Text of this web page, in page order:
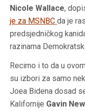
Nicole Wallace,
je za MSNBC da je
predsjedničkog
razinama
Recimo i to da u
su izbori za samo
Joea Bidena dosad
Kalifornije Gavin